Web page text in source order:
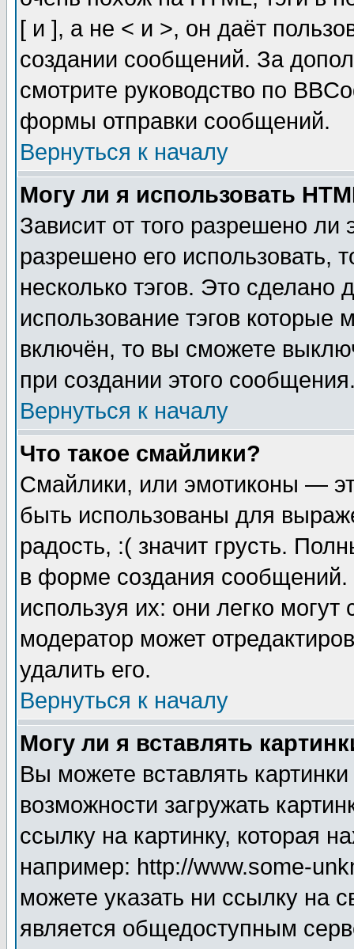
[ и ], а не < и >, он даёт
создании сообщений. За
смотрите руководство по
формы отправки сообщений.
Вернуться к началу
Могу ли я использовать
Зависит от того разрешено
разрешено его использовать,
несколько тэгов. Это сделано
использование тэгов
включён, то вы сможете
при создании этого
Вернуться к началу
Что такое смайлики?
Смайлики, или эмотиконы —
быть использованы для
радость, :( значит грусть.
в форме создания сообщений.
используя их: они легко
модератор может
удалить его.
Вернуться к началу
Могу ли я вставлять
Вы можете вставлять
возможности загружать
ссылку на картинку, которая
например: http://www.some-
можете указать ни ссылку на
является общедоступным